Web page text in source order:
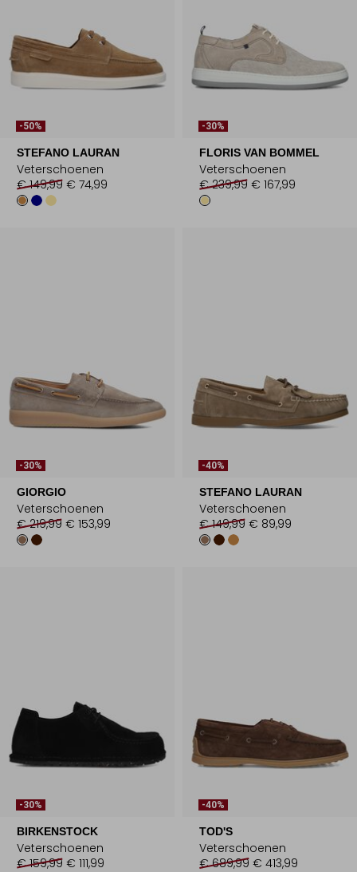
-50%
STEFANO LAURAN
Veterschoenen
€ 149,99 € 74,99
-30%
FLORIS VAN BOMMEL
Veterschoenen
€ 239,99 € 167,99
-30%
GIORGIO
Veterschoenen
€ 219,99 € 153,99
-40%
STEFANO LAURAN
Veterschoenen
€ 149,99 € 89,99
-30%
BIRKENSTOCK
Veterschoenen
€ 159,99 € 111,99
-40%
TOD'S
Veterschoenen
€ 689,99 € 413,99